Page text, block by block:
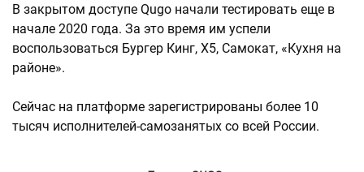
В закрытом доступе Qugo начали тестировать еще в
начале 2020 года. За это время им успели
воспользоваться Бургер Кинг, X5, Самокат, «Кухня на
районе».
Сейчас на платформе зарегистрированы более 10
тысяч исполнителей-самозанятых со всей России.